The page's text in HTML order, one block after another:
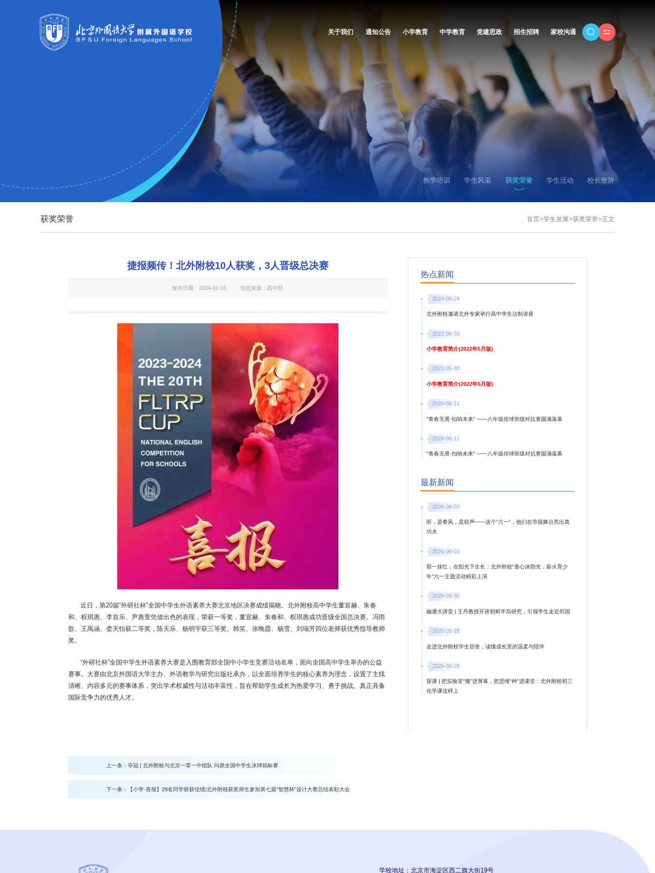
关于我们 通知公告 小学教育 中学教育 党建思政 招生招聘 家校沟通
教学培训 学生风采 获奖荣誉 学生活动 校长致辞
获奖荣誉 首页>学生发展>获奖荣誉>正文
捷报频传！北外附校10人获奖，3人晋级总决赛
发布日期：2024-01-16 信息来源：高中部
近日，第20届“外研社杯”全国中学生外语素养大赛北京地区决赛成绩揭晓。北外附校高中学生董宣赫、朱春
和、权琪惠、李首乐、尹惠萱凭借出色的表现，荣获一等奖，董宣赫、朱春和、权琪惠成功晋级全国总决赛。冯雨
歆、王禹涵、娄天怡获二等奖，陈天乐、杨明宇获三等奖。韩笑、张晚霞、杨雪、刘瑞芳四位老师获优秀指导教师
奖。
“外研社杯”全国中学生外语素养大赛是入围教育部全国中小学生竞赛活动名单，面向全国高中学生举办的公益
赛事。大赛由北京外国语大学主办、外语教学与研究出版社承办，以全面培养学生的核心素养为理念，设置了主线
清晰、内容多元的赛事体系，突出学术权威性与活动丰富性，旨在帮助学生成长为热爱学习、勇于挑战、真正具备
国际竞争力的优秀人才。
上一条： 夺冠 | 北外附校与北京一零一中组队 问鼎全国中学生冰球锦标赛
下一条： 【小学·喜报】29名同学斩获佳绩|北外附校获奖师生参加第七届“智慧杯”设计大赛总结表彰大会
热点新闻
2024-05-24
北外附校邀请北外专家举行高中学生法制讲座
2022-05-30
小学教育简介(2022年5月版)
2022-05-30
小学教育简介(2022年5月版)
2026-06-11
“青春无畏·扣响未来” ——八年级排球班级对抗赛圆满落幕
2026-06-11
“青春无畏·扣响未来” ——八年级排球班级对抗赛圆满落幕
最新新闻
2026-06-03
听，是拳风，是鼓声——这个“六一”，他们在市级舞台亮出真
功夫
2026-06-02
那一抹红，在阳光下生长：北外附校“童心沐阳光，薪火育少
年”六一主题活动精彩上演
2026-05-30
融通大讲堂 | 王丹教授开讲朝鲜半岛研究，引领学生走近邻国
2026-05-28
走进北外附校学生宿舍，读懂成长里的温柔与陪伴
2026-05-28
探课 | 把实验室“搬”进屏幕，把思维“种”进课堂：北外附校初三
化学课这样上
学校地址：北京市海淀区西二旗大街19号